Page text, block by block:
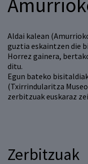
Aldai kalean
guztia eskaintzen die
Horrez gainera,
ditu.
Egun bateko
(Txirrindularitza
zerbitzuak euskaraz
Zerbitzuak